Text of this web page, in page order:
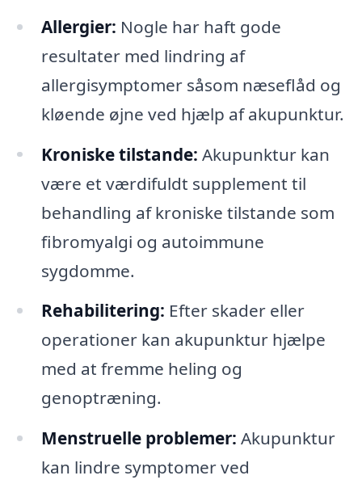
Allergier: Nogle har haft gode
resultater med lindring af
allergisymptomer såsom næseflåd og
kløende øjne ved hjælp af akupunktur.
Kroniske tilstande: Akupunktur kan
være et værdifuldt supplement til
behandling af kroniske tilstande som
fibromyalgi og autoimmune
sygdomme.
Rehabilitering: Efter skader eller
operationer kan akupunktur hjælpe
med at fremme heling og
genoptræning.
Menstruelle problemer: Akupunktur
kan lindre symptomer ved